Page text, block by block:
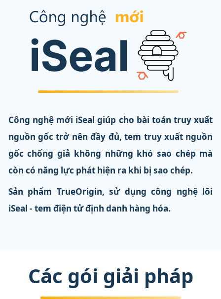
Công nghệ mới iSeal giúp cho bài toán truy xuất
nguồn gốc trở nên đầy đủ, tem truy xuất nguồn
gốc chống giả không những khó sao chép mà
còn có năng lực phát hiện ra khi bị sao chép.
Sản phẩm TrueOrigin, sử dụng công nghệ lõi
iSeal - tem điện tử định danh hàng hóa.
Các gói giải pháp